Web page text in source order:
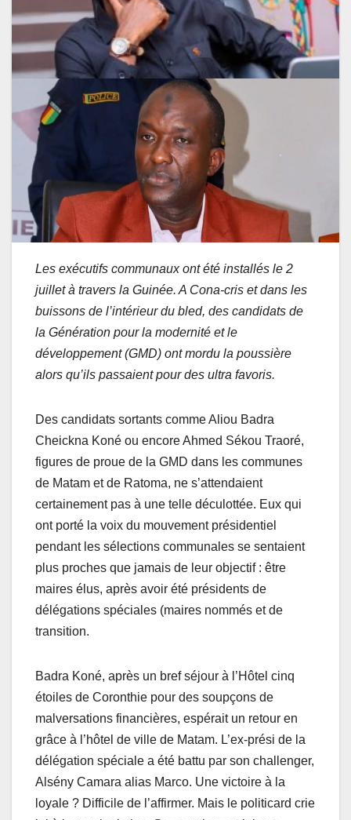
Les exécutifs communaux ont été installés le 2
juillet à travers la Guinée. A Cona-cris et dans les
buissons de l’intérieur du bled, des candidats de
la Génération pour la modernité et le
développement (GMD) ont mordu la poussière
alors qu’ils passaient pour des ultra favoris.
Des candidats sortants comme Aliou Badra
Cheickna Koné ou encore Ahmed Sékou Traoré,
figures de proue de la GMD dans les communes
de Matam et de Ratoma, ne s’attendaient
certainement pas à une telle déculottée. Eux qui
ont porté la voix du mouvement présidentiel
pendant les sélections communales se sentaient
plus proches que jamais de leur objectif : être
maires élus, après avoir été présidents de
délégations spéciales (maires nommés et de
transition.
Badra Koné, après un bref séjour à l’Hôtel cinq
étoiles de Coronthie pour des soupçons de
malversations financières, espérait un retour en
grâce à l’hôtel de ville de Matam. L’ex-prési de la
délégation spéciale a été battu par son challenger,
Alsény Camara alias Marco. Une victoire à la
loyale ? Difficile de l’affirmer. Mais le politicard crie